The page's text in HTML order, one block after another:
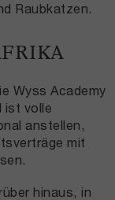
Raubkatzen.
Wyss Academy
ist volle
anstellen,
mit
hinaus, in